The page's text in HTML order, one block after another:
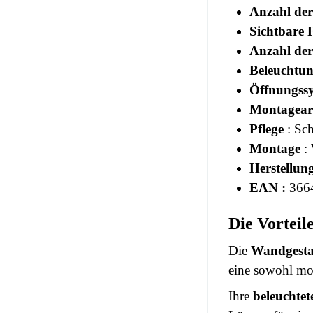
Anzahl
Sichtbare
Anzahl
Pflege :
Montage :
EAN :
Die
Die
eine sowohl
Ihre